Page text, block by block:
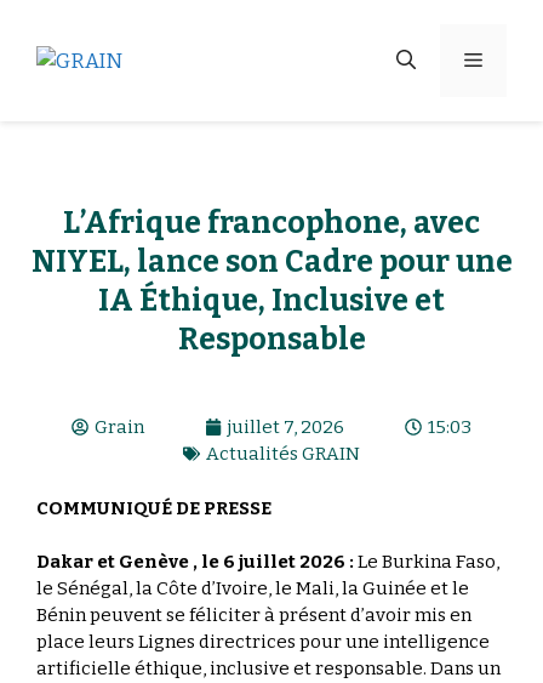
L’Afrique francophone, avec
NIYEL, lance son Cadre pour une
IA Éthique, Inclusive et
Responsable
Grain juillet 7, 2026
15:03
Actualités GRAIN
COMMUNIQUÉ DE PRESSE
Dakar et Genève , le 6 juillet 2026 : Le Burkina Faso,
le Sénégal, la Côte d’Ivoire, le Mali, la Guinée et le
Bénin peuvent se féliciter à présent d’avoir mis en
place leurs Lignes directrices pour une intelligence
artificielle éthique, inclusive et responsable. Dans un